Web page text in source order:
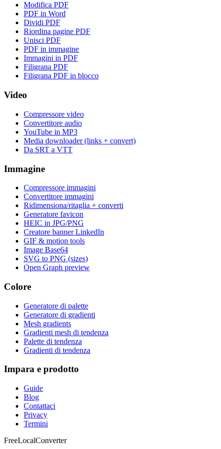
Modifica PDF
PDF in Word
Dividi PDF
Riordina pagine PDF
Unisci PDF
PDF in immagine
Immagini in PDF
Filigrana PDF
Filigrana PDF in blocco
Video
Compressore video
Convertitore audio
YouTube in MP3
Media downloader (links + convert)
Da SRT a VTT
Immagine
Compressore immagini
Convertitore immagini
Ridimensiona/ritaglia + converti
Generatore favicon
HEIC in JPG/PNG
Creatore banner LinkedIn
GIF & motion tools
Image Base64
SVG to PNG (sizes)
Open Graph preview
Colore
Generatore di palette
Generatore di gradienti
Mesh gradients
Gradienti mesh di tendenza
Palette di tendenza
Gradienti di tendenza
Impara e prodotto
Guide
Blog
Contattaci
Privacy
Termini
FreeLocalConverter